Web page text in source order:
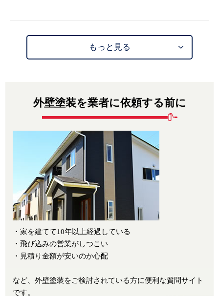
もっと見る
外壁塗装を業者に依頼する前に
・家を建てて10年以上経過している
・飛び込みの営業がしつこい
・見積り金額が安いのか心配
など、外壁塗装をご検討されている方に便利な質問サイト
です。